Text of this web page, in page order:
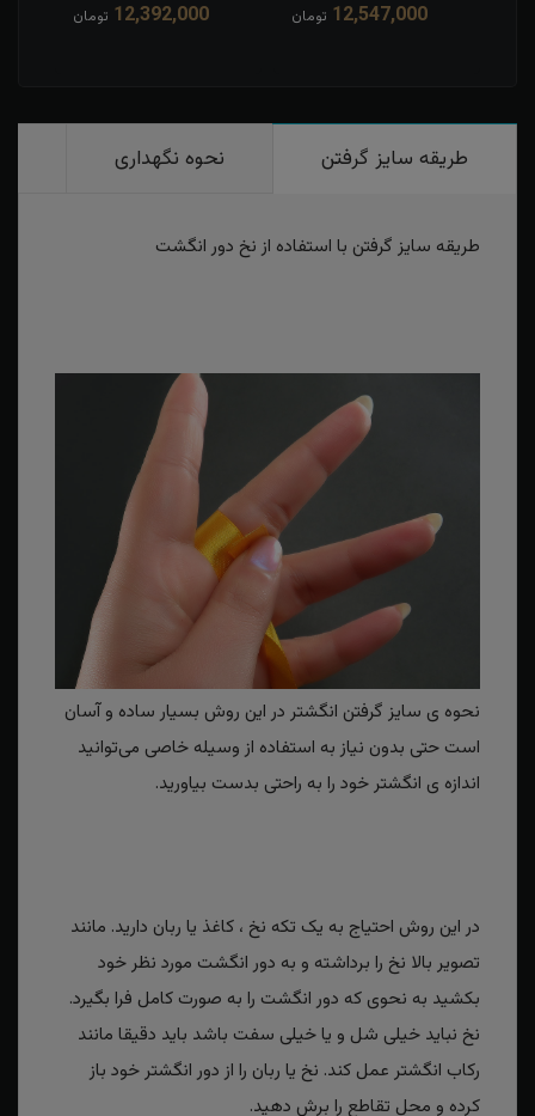
12,547,000 تومان 12,392,000 تومان
طریقه سایز گرفتن نحوه نگهداری
طریقه سایز گرفتن با استفاده از نخ دور انگشت
نحوه ی سایز گرفتن انگشتر در این روش بسیار ساده و آسان
است حتی بدون نیاز به استفاده از وسیله خاصی می‌توانید
اندازه ی انگشتر خود را به راحتی بدست بیاورید.
در این روش احتیاج به یک تکه نخ ، کاغذ یا ربان دارید. مانند
تصویر بالا نخ را برداشته و به دور انگشت مورد نظر خود
بکشید به نحوی که دور انگشت را به صورت کامل فرا بگیرد.
نخ نباید خیلی شل و یا خیلی سفت باشد باید دقیقا مانند
رکاب انگشتر عمل کند. نخ یا ربان را از دور انگشتر خود باز
کرده و محل تقاطع را برش دهید.